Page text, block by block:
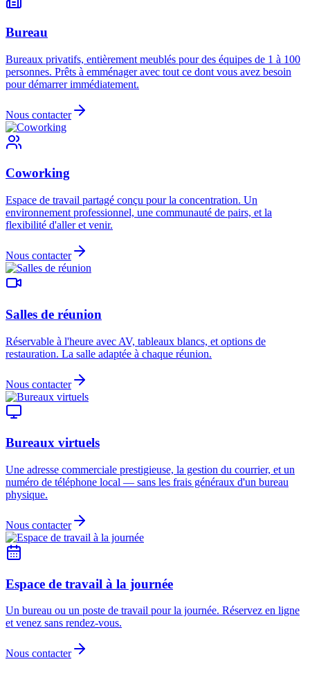
Bureau
Bureaux privatifs, entièrement meublés pour des équipes de 1 à 100
personnes. Prêts à emménager avec tout ce dont vous avez besoin
pour démarrer immédiatement.
Nous contacter
Coworking
Espace de travail partagé conçu pour la concentration. Un
environnement professionnel, une communauté de pairs, et la
flexibilité d'aller et venir.
Nous contacter
Salles de réunion
Réservable à l'heure avec AV, tableaux blancs, et options de
restauration. La salle adaptée à chaque réunion.
Nous contacter
Bureaux virtuels
Une adresse commerciale prestigieuse, la gestion du courrier, et un
numéro de téléphone local — sans les frais généraux d'un bureau
physique.
Nous contacter
Espace de travail à la journée
Un bureau ou un poste de travail pour la journée. Réservez en ligne
et venez sans rendez-vous.
Nous contacter